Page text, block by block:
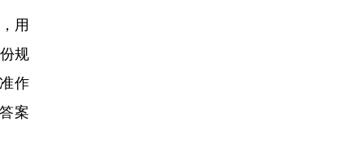
用
规
作
案